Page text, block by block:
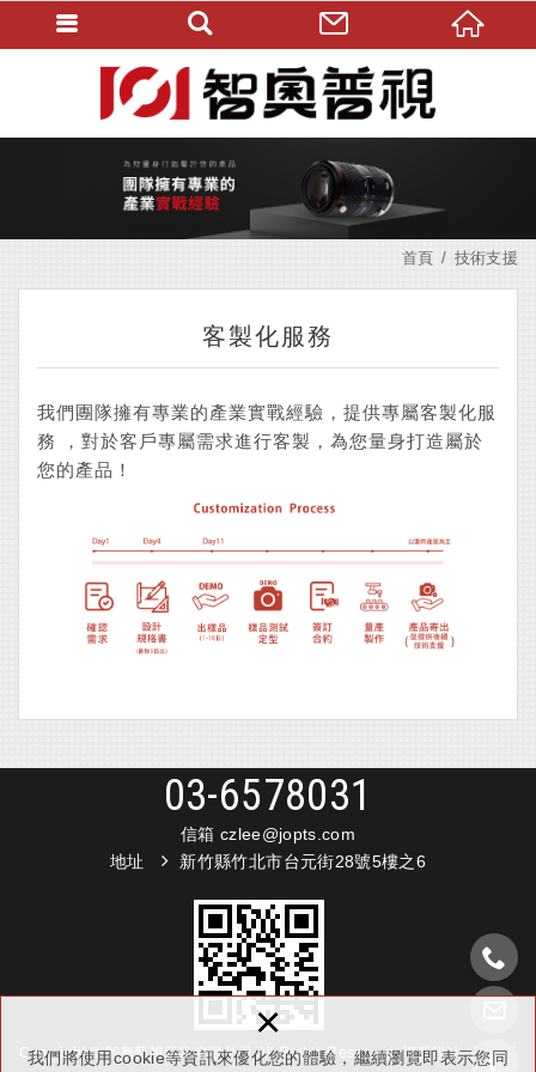
我們將使用cookie等資訊來優化您的體驗，繼續瀏覽即表示您同
×
首頁 技術支援
客製化服務
我們團隊擁有專業的產業實戰經驗，提供專屬客製化服
務 ，對於客戶專屬需求進行客製，為您量身打造屬於
您的產品！
03-6578031
信箱 czlee@jopts.com
地址
新竹縣竹北市台元街28號5樓之6
Copyright © 智奧普視股份有限公司 All Rights Reserved. 網頁設計 :新視野